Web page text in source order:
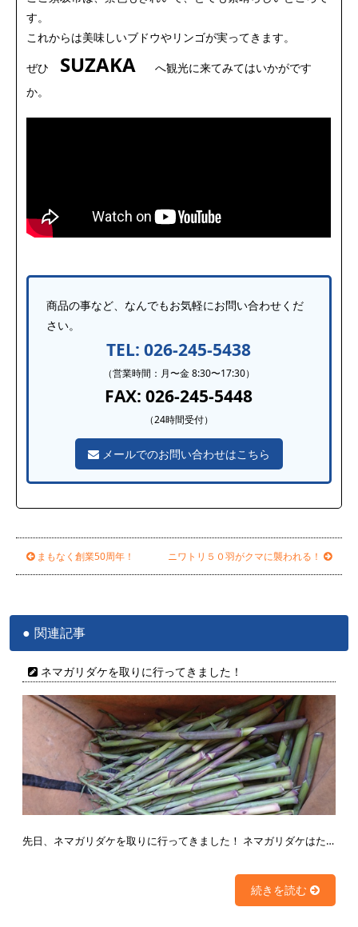
す。
これからは美味しいブドウやリンゴが実ってきます。
ぜひ SUZAKAへ観光に来てみてはいかがです
か。
商品の事など、なんでもお気軽にお問い合わせくだ
さい。
TEL: 026-245-5438
（営業時間：月〜金 8:30〜17:30）
FAX: 026-245-5448
（24時間受付）
メールでのお問い合わせはこちら
まもなく創業50周年！ ニワトリ５０羽がクマに襲われる！
関連記事
ネマガリダケを取りに行ってきました！
先日、ネマガリダケを取りに行ってきました！ ネマガリダケはた…
続きを読む